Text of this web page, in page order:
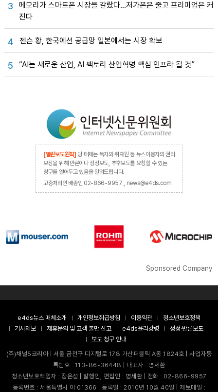
3
메모리가 스마트폰 시장을 갈랐다…저가폰은 줄고 프리미엄은 커
진다
4 젠슨 황, 한국에선 공급망 일본에서는 시장 확보
5 “AI는 새로운 산업, AI 팩토리 산업혁명 핵심 인프라 될 것”
[열린보도원칙] 당 매체는 독자와 취재원 등 뉴스이용자의 권리
보장을 위해 반론이나 정정보도, 추후보도를 요청할 수 있는
창구를 열어두고 있음을 알려드립니다.
고충처리인 배종인 02-866-9957 , news@e4ds.com
Sponsored Company
e4ds뉴스 매체소개 개인정보취급방침 이용약관
청소년보호정책
기사제보
제휴문의 및 고객 불만 신고 e4ds윤리강령
정정·반론보도
보도 청구 안내
(주)채널5코리아 | 서울 금천구 디지털로 178 가산퍼블릭 A동 1824호 | 사업자등
록번호 : 113-86-36448 | 대표자 : 명세환
청소년보호책임자 : 장은성 | 발행인, 편집인 : 명세환 | 전화 : 02-866-9957
등록번호 : 서울특별시 아 01366 | 등록일 : 2010년 10월 40일 | 제보메일 :